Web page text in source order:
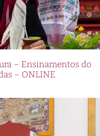
– Ensinamentos do
– ONLINE